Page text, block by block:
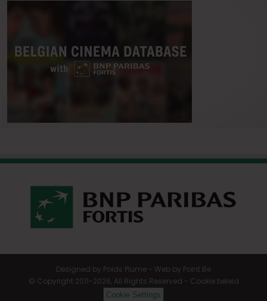
Designed by Poids Plume - Web by Point Be
© Copyright 2011-2026, All Rights Reserved - Cookie beleid
Cookie Settings